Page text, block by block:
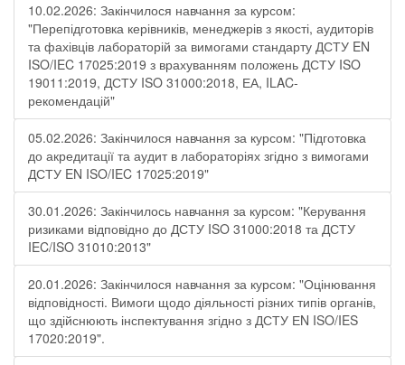
10.02.2026: Закінчилося навчання за курсом:
"Перепідготовка керівників, менеджерів з якості, аудиторів
та фахівців лабораторій за вимогами стандарту ДСТУ EN
ISO/IEC 17025:2019 з врахуванням положень ДСТУ ISO
19011:2019, ДСТУ ISO 31000:2018, ЕА, ILAC-
рекомендацій"
05.02.2026: Закінчилося навчання за курсом: "Підготовка
до акредитації та аудит в лабораторіях згідно з вимогами
ДСТУ EN ISO/IEC 17025:2019"
30.01.2026: Закінчилось навчання за курсом: "Керування
ризиками відповідно до ДСТУ ISO 31000:2018 та ДСТУ
IEC/ISO 31010:2013"
20.01.2026: Закінчилося навчання за курсом: "Оцінювання
відповідності. Вимоги щодо діяльності різних типів органів,
що здійснюють інспектування згідно з ДСТУ ЕN ISO/IES
17020:2019".